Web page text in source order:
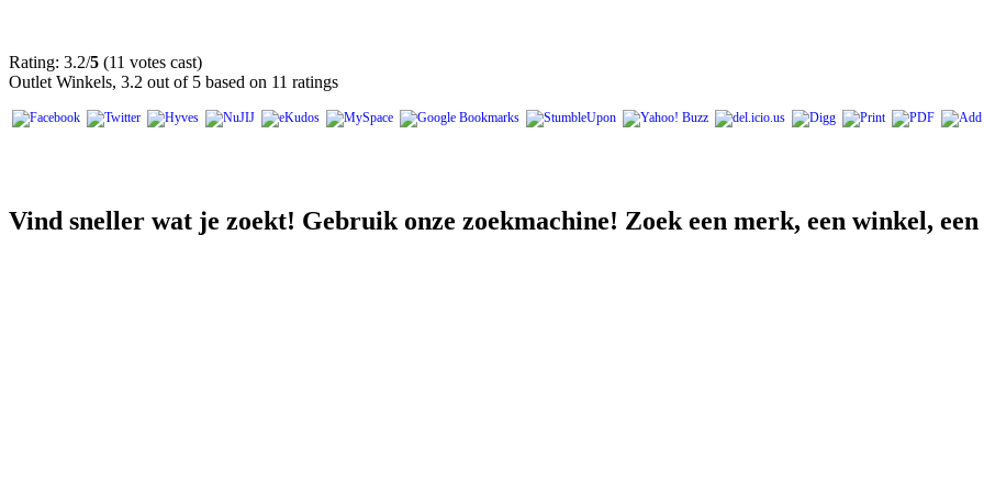
Rating: 3.2/5 (11 votes cast)
Outlet Winkels, 3.2 out of 5 based on 11 ratings
Vind sneller wat je zoekt! Gebruik onze zoekmachine! Zoek een merk, een winkel, een